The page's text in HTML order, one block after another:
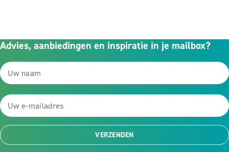
Advies, aanbiedingen en inspiratie in je mailbox?
VERZENDEN